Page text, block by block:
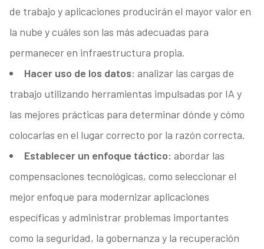
de trabajo y aplicaciones producirán el mayor valor en
la nube y cuáles son las más adecuadas para
permanecer en infraestructura propia.
Hacer uso de los datos: analizar las cargas de
trabajo utilizando herramientas impulsadas por IA y
las mejores prácticas para determinar dónde y cómo
colocarlas en el lugar correcto por la razón correcta.
Establecer un enfoque táctico: abordar las
compensaciones tecnológicas, como seleccionar el
mejor enfoque para modernizar aplicaciones
específicas y administrar problemas importantes
como la seguridad, la gobernanza y la recuperación